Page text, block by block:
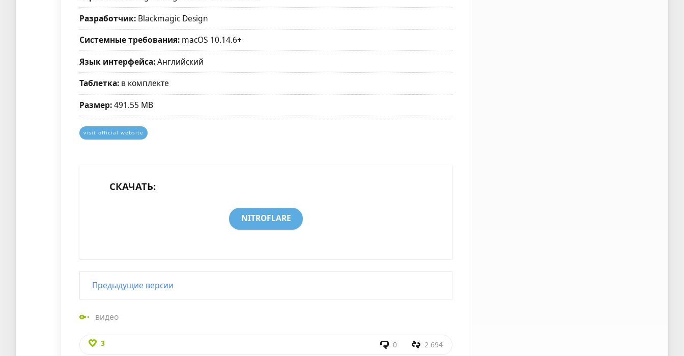
Разработчик: Blackmagic Design
Системные требования: macOS 10.14.6+
Язык интерфейса:Английский
Таблетка: в комплекте
Размер:491.55 MB
visit official website
СКАЧАТЬ:
NITROFLARE
Предыдущие версии
видео
3 0 2 694